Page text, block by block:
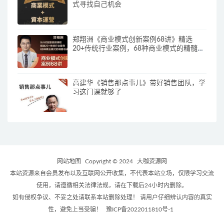
式寻找自己机会
郑翔洲《商业模式创新案例68讲》精选
20+传统行业案例，68种商业模式的精髓与
高建华《销售那点事儿》带好销售团队，学
习这门课就够了
网站地图 Copyright © 2024
大咖资源网
本站资源来自会员发布以及互联网公开收集，不代表本站立场，仅限学习交流
使用，请遵循相关法律法规，请在下载后24小时内删除。
如有侵权争议、不妥之处请联系本站删除处理！ 请用户仔细辨认内容的真实
性，避免上当受骗！
豫ICP备2022011810号-1